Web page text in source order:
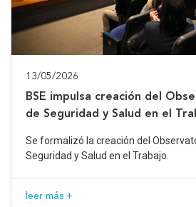
13/05/2026
BSE impulsa creación del
de Seguridad y Salud en el
Se formalizó la creación del
Seguridad y Salud en el Trabajo.
leer más +